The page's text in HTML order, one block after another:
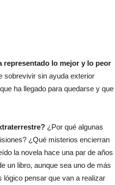
representado lo mejor y lo peor
sobrevivir sin ayuda exterior
ha llegado para quedarse y que
¿Por qué algunas
¿Qué misterios encierran
la novela hace una par de años
un libro, aunque sea uno de más
pensar que van a realizar